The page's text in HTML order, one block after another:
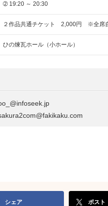
➁ 19:20 ～ 20:30
２作品共通チケット 2,000円 ※全席
ひの煉瓦ホール（小ホール）
シェア ポスト